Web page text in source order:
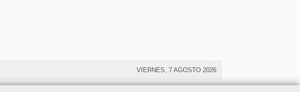
VIERNES, 7 AGOSTO 2026